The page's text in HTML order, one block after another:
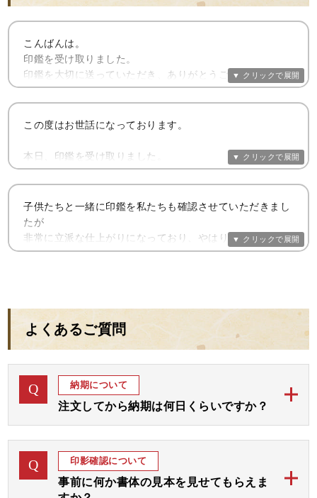
こんばんは。
印鑑を受け取りました。
印鑑を大切に送っていただき、ありがとうございます。
蓋を開け、まず冊子を拝読しました。
裏面の最初の質問の答えは即答でした。
『自分を信じて』
そして白い袋から印鑑を取り出すと、
そこから既に新しい人生が始まった氣持ちになりました。
印を押すと、とても美しく押すことができました。
そして、字体を眺めていると心がすーっと落ち着きまし
そんな安心感に包まれました。
これからの新しい人生を、印鑑が応援してくれているよう
実は小林大伸堂さんへお願いする前に、他社で注文してい
ましたが、何か腑に落ちずキャンセルしました。
これからは、この印鑑とともに、毎日を一歩ずつ歩んでゆ
きたいと思います。
この度はお世話になっております。
本日、印鑑を受け取りました。
人生の大切な節目の印鑑をとても素敵に仕上げて下さって
大変感謝致しております。
きめ細やかなご対応をいただき、とても気持ちの良いお取
引ができ嬉しく思います。
また仕事上で上のステージにチャレンジできた時には小林
大伸堂 様にお願いしたいと思います。
開運2本セット 実印・銀行印
子供たちと一緒に印鑑を私たちも確認させていただきまし
たが
非常に立派な仕上がりになっており、やはりいいものにし
てよかったと
でしたが、良心的かつ誠意を提示された対応に、大変感謝
いたして
おります。
まだ、娘も次に控えておりますので、その機会にはまた是
非お願いを
したいと思っておりますので、その際にはよろしくお願い
いたします。
この度は、誠にありがとうございました。
開運2本セット 実印・銀行印
よくあるご質問
Q 納期について
注文してから納期は何日くらいですか？
A
りしてご確認後お彫りして 約1週間から10日にて発送
予定でございます。
Q 印影確認について
事前に何か書体の見本を見せてもらえま